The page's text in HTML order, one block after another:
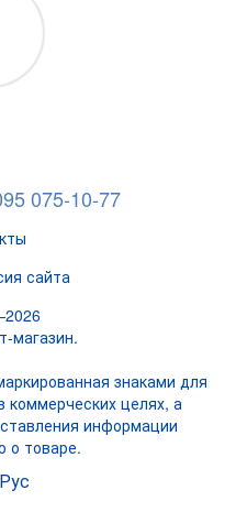
075-10-77
сайта
магазин.
знаками для
коммерческих целях, а
информации
о товаре.
Рус